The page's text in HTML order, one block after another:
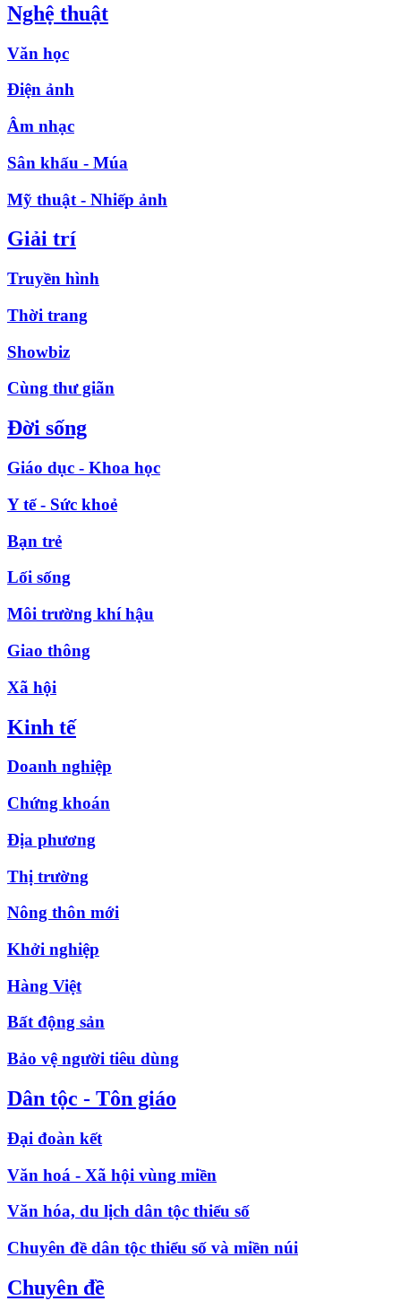
Nghệ thuật
Văn học
Điện ảnh
Âm nhạc
Sân khấu - Múa
Mỹ thuật - Nhiếp ảnh
Giải trí
Truyền hình
Thời trang
Showbiz
Cùng thư giãn
Đời sống
Giáo dục - Khoa học
Y tế - Sức khoẻ
Bạn trẻ
Lối sống
Môi trường khí hậu
Giao thông
Xã hội
Kinh tế
Doanh nghiệp
Chứng khoán
Địa phương
Thị trường
Nông thôn mới
Khởi nghiệp
Hàng Việt
Bất động sản
Bảo vệ người tiêu dùng
Dân tộc - Tôn giáo
Đại đoàn kết
Văn hoá - Xã hội vùng miền
Văn hóa, du lịch dân tộc thiểu số
Chuyên đề dân tộc thiểu số và miền núi
Chuyên đề